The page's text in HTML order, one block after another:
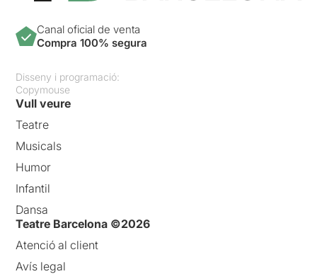
Canal oficial de venta
Compra 100% segura
Disseny i programació:
Copymouse
Vull veure
Teatre
Musicals
Humor
Infantil
Dansa
Teatre Barcelona ©2026
Atenció al client
Avís legal